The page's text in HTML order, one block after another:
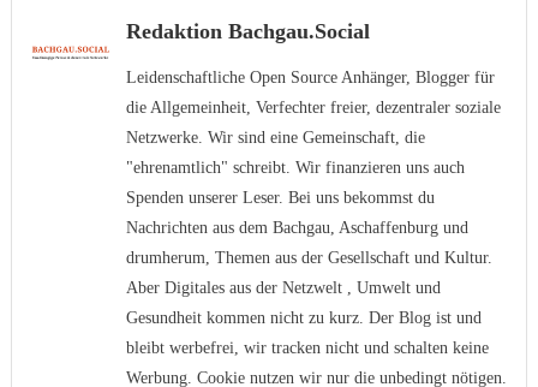
Redaktion Bachgau.Social
Leidenschaftliche Open Source Anhänger, Blogger für
die Allgemeinheit, Verfechter freier, dezentraler soziale
Netzwerke. Wir sind eine Gemeinschaft, die
"ehrenamtlich" schreibt. Wir finanzieren uns auch
Spenden unserer Leser. Bei uns bekommst du
Nachrichten aus dem Bachgau, Aschaffenburg und
drumherum, Themen aus der Gesellschaft und Kultur.
Aber Digitales aus der Netzwelt , Umwelt und
Gesundheit kommen nicht zu kurz. Der Blog ist und
bleibt werbefrei, wir tracken nicht und schalten keine
Werbung. Cookie nutzen wir nur die unbedingt nötigen.